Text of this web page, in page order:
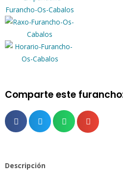
Comparte este
Descripción